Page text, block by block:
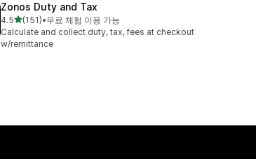
Zonos Duty and Tax
4.5별 5개 중
(151)
총 리뷰 151개
•무료 체험 이용 가능
Calculate and collect duty, tax, fees at checkout
w/remittance